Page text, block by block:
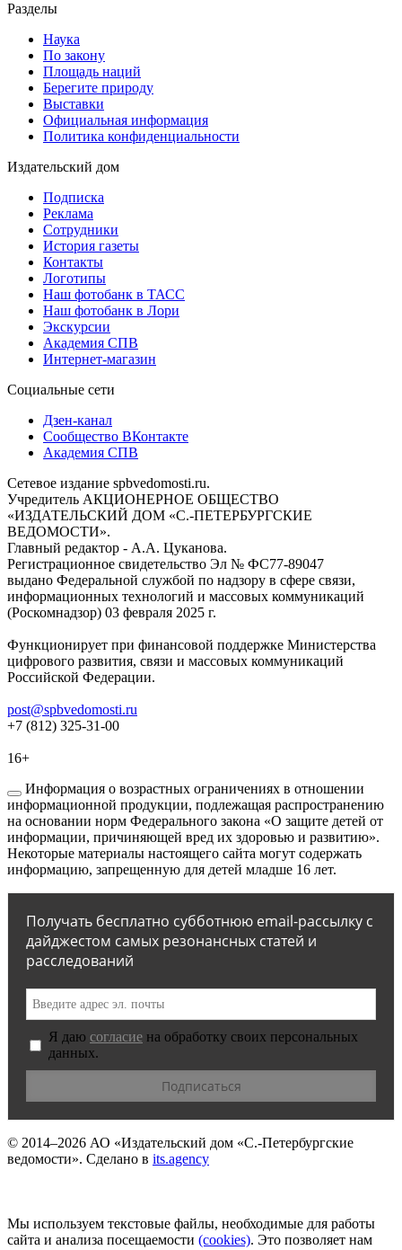
Разделы
Наука
По закону
Площадь наций
Берегите природу
Выставки
Официальная информация
Политика конфиденциальности
Издательский дом
Подписка
Реклама
Сотрудники
История газеты
Контакты
Логотипы
Наш фотобанк в ТАСС
Наш фотобанк в Лори
Экскурсии
Академия СПВ
Интернет-магазин
Социальные сети
Дзен-канал
Сообщество ВКонтакте
Академия СПВ
Сетевое издание spbvedomosti.ru.
Учредитель АКЦИОНЕРНОЕ ОБЩЕСТВО
«ИЗДАТЕЛЬСКИЙ ДОМ «С.-ПЕТЕРБУРГСКИЕ
ВЕДОМОСТИ».
Главный редактор - А.А. Цуканова.
Регистрационное свидетельство Эл № ФС77-89047
выдано Федеральной службой по надзору в сфере связи,
информационных технологий и массовых коммуникаций
(Роскомнадзор) 03 февраля 2025 г.
Функционирует при финансовой поддержке Министерства
цифрового развития, связи и массовых коммуникаций
Российской Федерации.
post@spbvedomosti.ru
+7 (812) 325-31-00
16+
Информация о возрастных ограничениях в отношении
информационной продукции, подлежащая распространению
на основании норм Федерального закона «О защите детей от
информации, причиняющей вред их здоровью и развитию».
Некоторые материалы настоящего сайта могут содержать
информацию, запрещенную для детей младше 16 лет.
Получать бесплатно субботнюю email-рассылку с
дайджестом самых резонансных статей и
расследований
Я даю согласие на обработку своих персональных
данных.
© 2014–2026 АО «Издательский дом «С.-Петербургские
ведомости». Сделано в its.agency
Мы используем текстовые файлы, необходимые для работы
сайта и анализа посещаемости (сookies). Это позволяет нам